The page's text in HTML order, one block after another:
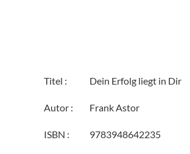
Titel : Dein Erfolg liegt in Dir
Autor : Frank Astor
ISBN : 9783948642235